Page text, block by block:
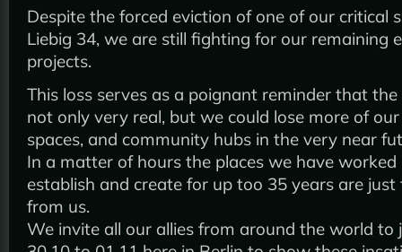
Despite the forced eviction of one of our critical
Liebig 34, we are still fighting for our remaining
projects.
This loss serves as a poignant reminder that
not only very real, but we could lose more of
spaces, and community hubs in the very near
In a matter of hours the places we have
establish and create for up too 35 years are
from us.
We invite all our allies from around the world to